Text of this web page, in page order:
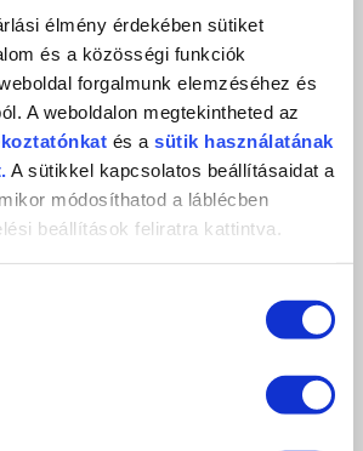
élmény érdekében sütiket
és a közösségi funkciók
forgalmunk elemzéséhez és
A weboldalon megtekintheted az
és a sütik használatának
A sütikkel kapcsolatos beállításaidat a
módosíthatod a láblécben
beállítások feliratra kattintva.
KOSÁRBA
KEDVENCEKHEZ AD
RÉSZLETEK
alapján)